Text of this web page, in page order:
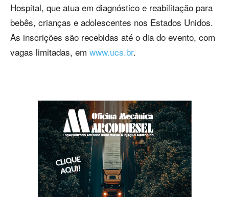
Hospital, que atua em diagnóstico e reabilitação para
bebês, crianças e adolescentes nos Estados Unidos.
As inscrições são recebidas até o dia do evento, com
vagas limitadas, em www.ucs.br.